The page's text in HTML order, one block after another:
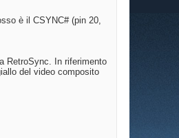
è il CSYNC# (pin 20,
RetroSync. In riferimento
del video composito